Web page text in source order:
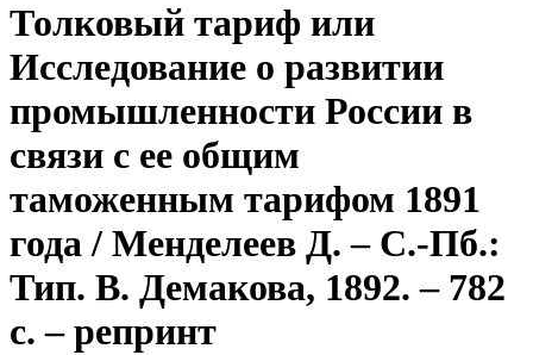
Толковый тариф или
Исследование о развитии
промышленности России в
связи с ее общим
таможенным тарифом 1891
года / Менделеев Д. – С.-Пб.:
Тип. В. Демакова, 1892. – 782
с. – репринт